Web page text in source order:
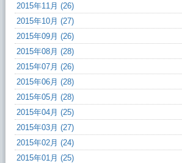
2015年11月 (26)
2015年10月 (27)
2015年09月 (26)
2015年08月 (28)
2015年07月 (26)
2015年06月 (28)
2015年05月 (28)
2015年04月 (25)
2015年03月 (27)
2015年02月 (24)
2015年01月 (25)